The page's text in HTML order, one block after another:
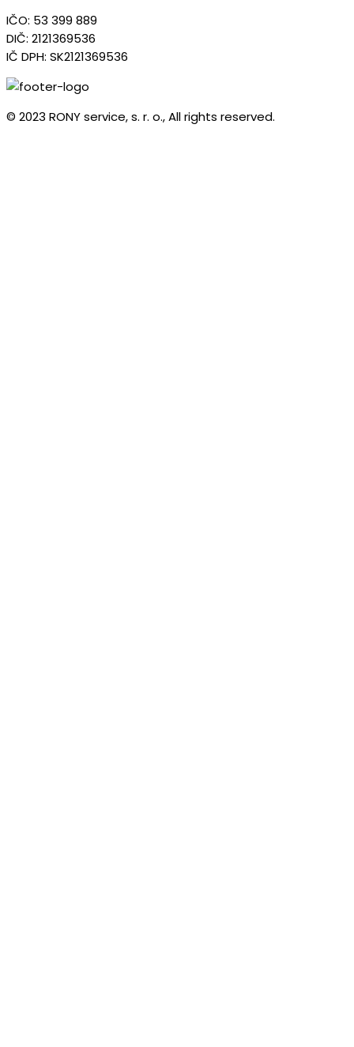
IČO: 53 399 889
DIČ: 2121369536
IČ DPH: SK2121369536
© 2023 RONY service, s. r. o., All rights reserved.